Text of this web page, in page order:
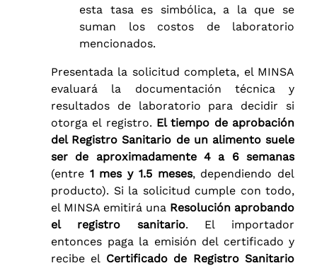
esta tasa es simbólica, a la que se
suman los costos de laboratorio
mencionados.
Presentada la solicitud completa, el MINSA
evaluará la documentación técnica y
resultados de laboratorio para decidir si
otorga el registro. El tiempo de aprobación
del Registro Sanitario de un alimento suele
ser de aproximadamente 4 a 6 semanas
(entre 1 mes y 1.5 meses, dependiendo del
producto). Si la solicitud cumple con todo,
el MINSA emitirá una Resolución aprobando
el registro sanitario. El importador
entonces paga la emisión del certificado y
recibe el Certificado de Registro Sanitario